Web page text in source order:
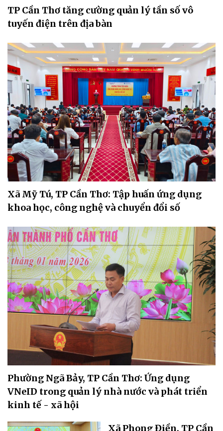
TP Cần Thơ tăng cường quản lý tần số vô
tuyến điện trên địa bàn
Xã Mỹ Tú, TP Cần Thơ: Tập huấn ứng dụng
khoa học, công nghệ và chuyển đổi số
Phường Ngã Bảy, TP Cần Thơ: Ứng dụng
VNeID trong quản lý nhà nước và phát triển
kinh tế - xã hội
Xã Phong Điền, TP Cần